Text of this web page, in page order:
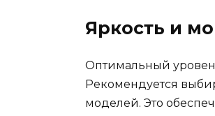
Яркость и
Оптимальный
Рекомендуется
моделей. Это